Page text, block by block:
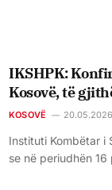
IKSHPK:
Kosovë, të
KOSOVË
Instituti Kombëtar i
se në periudhën